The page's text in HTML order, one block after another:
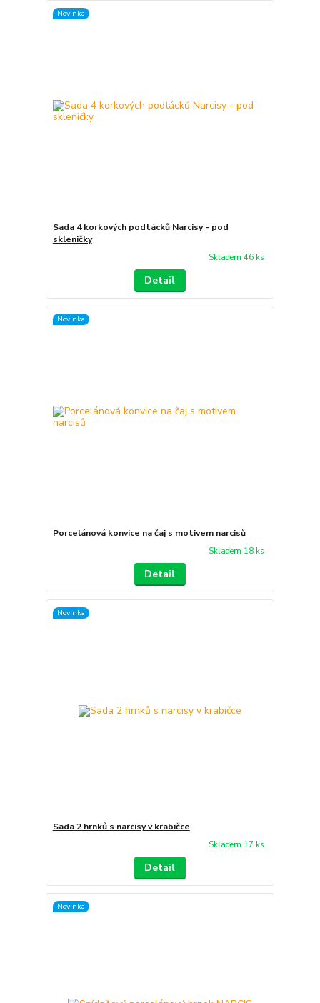
Novinka
Sada 4 korkových podtácků Narcisy - pod
skleničky
Skladem 46 ks
Detail
Novinka
Porcelánová konvice na čaj s motivem narcisů
Skladem 18 ks
Detail
Novinka
Sada 2 hrnků s narcisy v krabičce
Skladem 17 ks
Detail
Novinka